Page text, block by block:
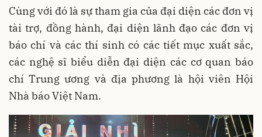
Cùng với đó là sự tham gia của đại diện các đơn vị
tài trợ, đồng hành, đại diện lãnh đạo các đơn vị
báo chí và các thí sinh có các tiết mục xuất sắc,
các nghệ sĩ biểu diễn đại diện các cơ quan báo
chí Trung ương và địa phương là hội viên Hội
Nhà báo Việt Nam.